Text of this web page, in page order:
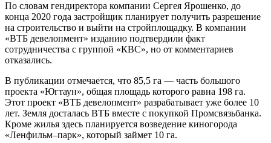
По словам гендиректора компании Сергея Ярошенко, до
конца 2020 года застройщик планирует получить разрешение
на строительство и выйти на стройплощадку. В компании
«ВТБ девелопмент» изданию подтвердили факт
сотрудничества с группой «КВС», но от комментариев
отказались.
В публикации отмечается, что 85,5 га — часть большого
проекта «Югтаун», общая площадь которого равна 198 га.
Этот проект «ВТБ девелопмент» разрабатывает уже более 10
лет. Земля досталась ВТБ вместе с покупкой Промсвязьбанка.
Кроме жилья здесь планируется возведение киногорода
«Ленфильм–парк», который займет 10 га.